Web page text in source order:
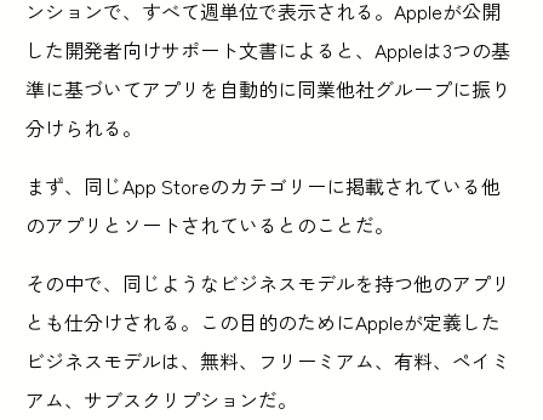
ンションで、すべて週単位で表示される。Appleが公開
した開発者向けサポート文書によると、Appleは3つの基
準に基づいてアプリを自動的に同業他社グループに振り
分けられる。
まず、同じApp Storeのカテゴリーに掲載されている他
のアプリとソートされているとのことだ。
その中で、同じようなビジネスモデルを持つ他のアプリ
とも仕分けされる。この目的のためにAppleが定義した
ビジネスモデルは、無料、フリーミアム、有料、ペイミ
アム、サブスクリプションだ。